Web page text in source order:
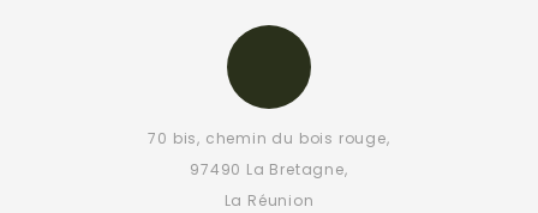
70 bis, chemin du bois rouge,
97490 La Bretagne,
La Réunion